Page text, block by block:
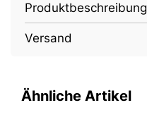
Produktbeschreibung
Versand
Ähnliche Artikel